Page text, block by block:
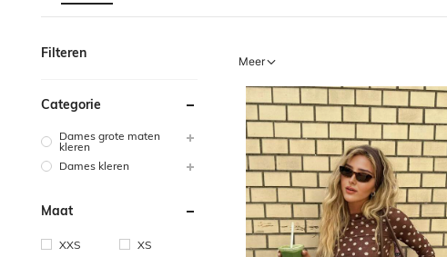
Filteren
Categorie
Dames grote maten
kleren
Dames kleren
Maat
XXS
XS
Meer